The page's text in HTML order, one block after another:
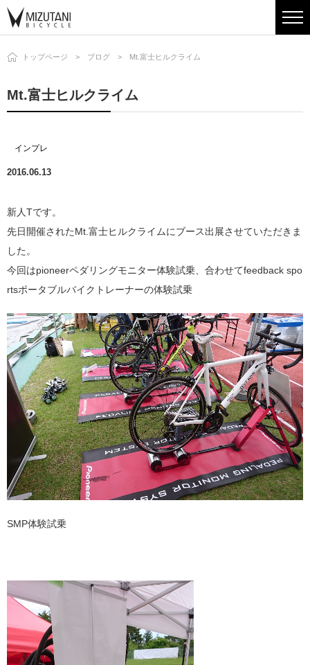
トップページ ブログ Mt.富士ヒルクライム
Mt.富士ヒルクライム
インプレ
2016.06.13
新人Tです。
先日開催されたMt.富士ヒルクライムにブース出展させていただきま
した。
今回はpioneerペダリングモニター体験試乗、合わせてfeedback spo
rtsポータブルバイクトレーナーの体験試乗
SMP体験試乗